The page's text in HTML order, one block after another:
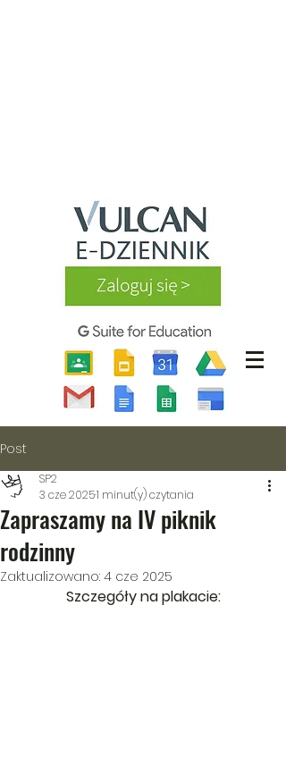
Post
Zapraszamy na IV piknik
rodzinny
SP2
3 cze 20251 minut(y) czytania
Zaktualizowano: 4 cze 2025
Szczegóły na plakacie: